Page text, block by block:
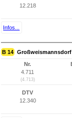
12.218
Infos...
B 14 Großweismannsdorf
Nr.
4.711
(4.713)
DTV
12.340